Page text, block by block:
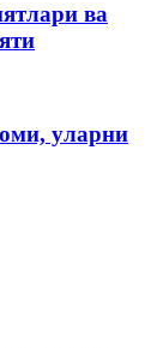
ва
уларни